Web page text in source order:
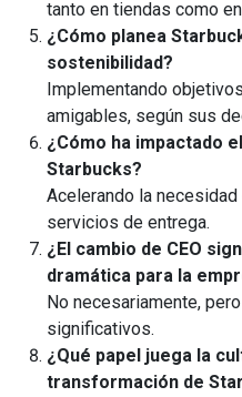
tanto en tiendas como
¿Cómo planea
sostenibilidad?
Implementando
amigables, según sus
¿Cómo ha impactado
Starbucks?
Acelerando la
servicios de entrega.
¿El cambio de CEO
dramática para la
No necesariamente,
significativos.
¿Qué papel juega la
transformación de